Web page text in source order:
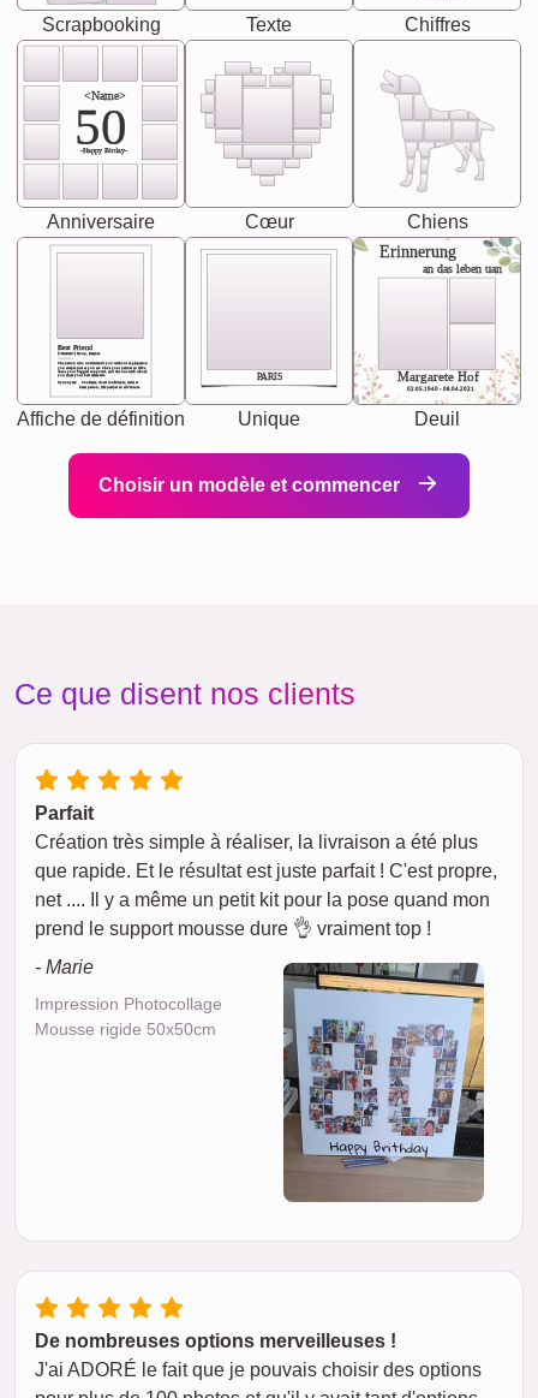
Scrapbooking Texte Chiffres
<Name>
50
-Happy Birday-
Anniversaire Cœur Chiens
Best Friend
[<NAME>] Noun, feminie
Synonyms: Soulmate, closet confidante, sister at
heart person, life partner in adventure.
The person who understands you without explanation
you accepts just as you are. She's your partner in life's,
chaos your biggest supporter, and the one with whom
you share your best memories.
Affiche de définition
PARIS
Unique
Erinnerung
an das leben uan
Margarete Hof
02.05.1940 - 08.04.2021
Deuil
Choisir un modèle et commencer
Ce que disent nos clients
Parfait
Création très simple à réaliser, la livraison a été plus
que rapide. Et le résultat est juste parfait ! C'est propre,
net .... Il y a même un petit kit pour la pose quand mon
prend le support mousse dure 👌 vraiment top !
- Marie
Impression Photocollage
Mousse rigide 50x50cm
De nombreuses options merveilleuses !
J'ai ADORÉ le fait que je pouvais choisir des options